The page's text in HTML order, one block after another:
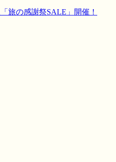
旅の感謝祭SALE」開催！